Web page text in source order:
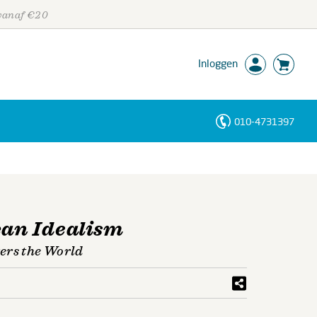
€20
Inloggen
010-4731397
Idealism
the World
Personen